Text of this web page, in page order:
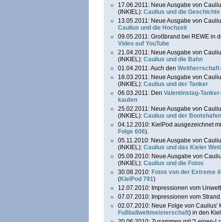
17.06.2011: Neue Ausgabe von
(INKIEL): Caulius und die
13.05.2011: Neue Ausgabe von
Caulius und die Hochzeit
09.05.2011: Großbrand bei REWE in
Video auf YouTube
21.04.2011: Neue Ausgabe von
(INKIEL): Caulius und die Bahn
01.04.2011: Auch den
18.03.2011: Neue Ausgabe von
(INKIEL): Caulius und der Tanker
06.03.2011: Den Valentinstag-
kaufen
25.02.2011: Neue Ausgabe von
(INKIEL): Caulius und der Bootshafen
04.12.2010: KielPod ausgezeichnet
Folge 606).
05.11.2010: Neue Ausgabe von
(INKIEL): Caulius und das Kieler
05.09.2010: Neue Ausgabe von
(INKIEL): Caulius und die Fotos
30.08.2010: Fotos von der Extreme
(KielPod 791)
12.07.2010: Impressionen vom
07.07.2010: Impressionen vom
02.07.2010: Neue Folge von Caulius'
Fußballweltmeisterschaft) in den